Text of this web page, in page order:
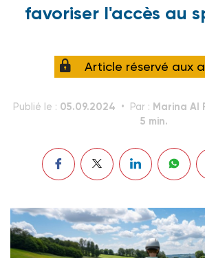
favoriser l'accès au
Article réservé aux
Publié le : 05.09.2024 Par : Marina Al
5 min.